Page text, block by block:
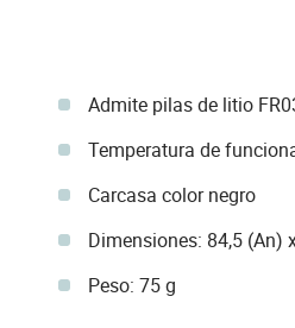
Admite pilas de litio
Temperatura de
Carcasa color negro
Dimensiones: 84,5 (An)
Peso: 75 g